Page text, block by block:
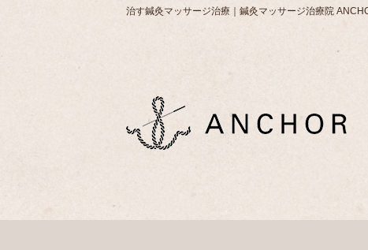
治す鍼灸マッサージ治療｜鍼灸マッサージ治療院